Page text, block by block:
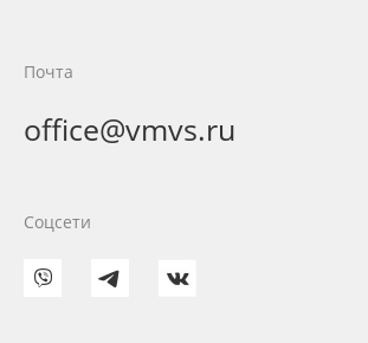
Почта
office@vmvs.ru
Соцсети